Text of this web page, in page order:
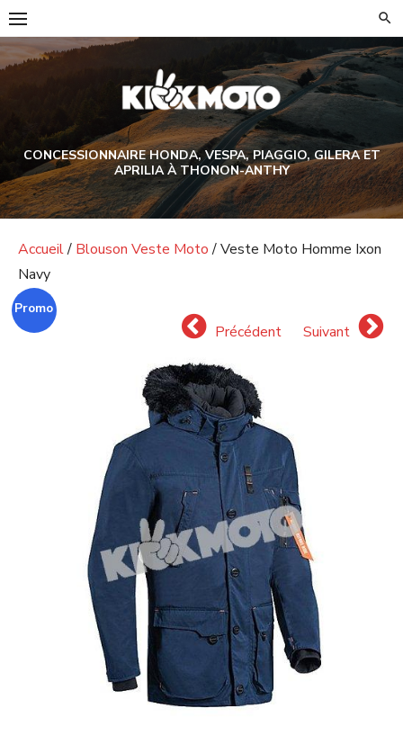
Skip
to
content
CONCESSIONNAIRE HONDA, VESPA, PIAGGIO, GILERA ET
APRILIA À THONON-ANTHY
Accueil/ Blouson Veste Moto/ Veste Moto Homme Ixon
Navy
Promo !
Précédent Suivant